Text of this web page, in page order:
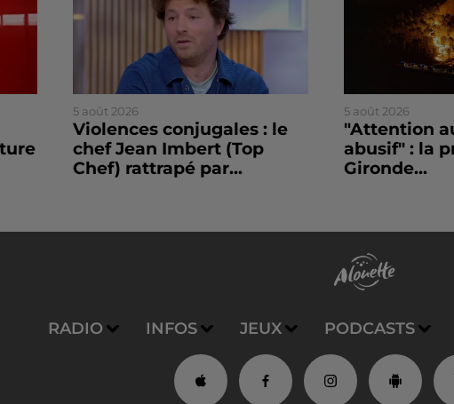
5 août 2026
Violences conjugales : le
chef Jean Imbert (Top
Chef) rattrapé par...
5 août 2026
"Attention
abusif" : la
Gironde...
RADIO INFOS JEUX PODCASTS